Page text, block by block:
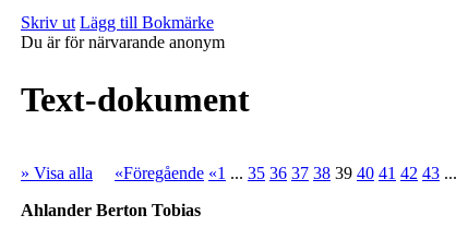
Skriv ut Lägg till Bokmärke
Du är för närvarande anonym
Text-dokument
» Visa alla «Föregående «1 ... 35 36 37 38 39 40 41 42 43 ...
Ahlander Berton Tobias